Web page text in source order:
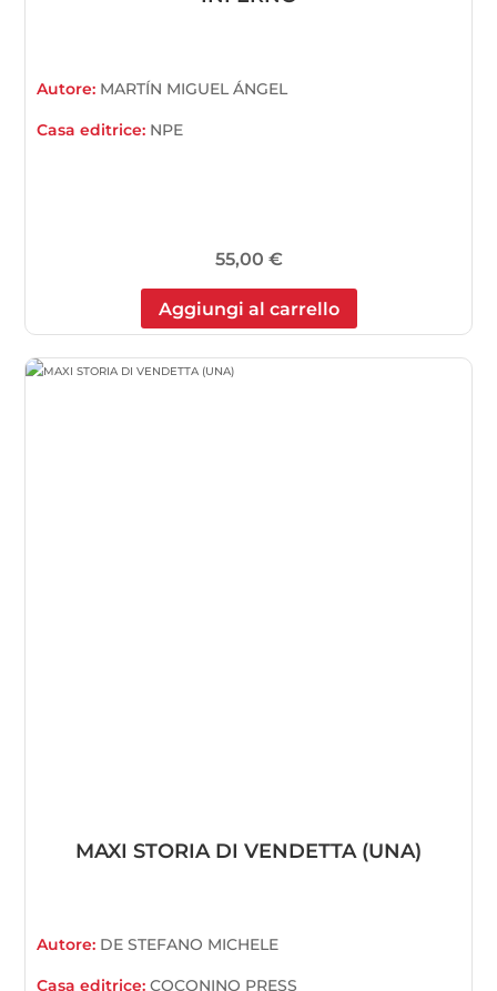
Autore: MARTÍN MIGUEL ÁNGEL
Casa editrice: NPE
55,00 €
Aggiungi al carrello
MAXI STORIA DI VENDETTA (UNA)
Autore: DE STEFANO MICHELE
Casa editrice:COCONINO PRESS